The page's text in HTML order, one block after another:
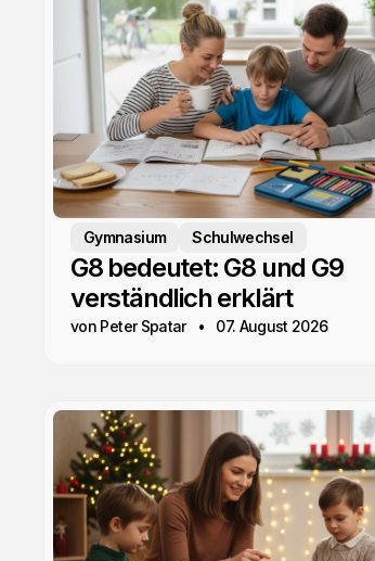
Gymnasium Schulwechsel
G8 bedeutet: G8 und G9
verständlich erklärt
von Peter Spatar 07. August 2026